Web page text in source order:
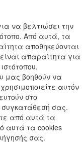
να βελτιώσει την
Από αυτά, τα
αποθηκεύονται
απαραίτητα για
μας βοηθούν να
αυτόν
στο
σας.
από αυτά τα
αυτά τα cookies
σας.